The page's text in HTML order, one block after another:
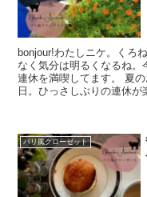
bonjour!わたしニケ。くろ
なく気分は明るくなるね
連休を満喫してます。 夏
日。ひっさしぶりの連休が
パリ風クローゼット